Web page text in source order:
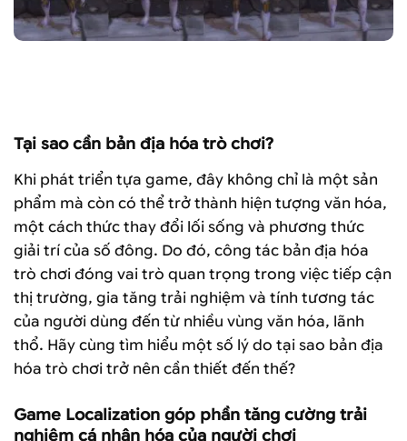
Tại sao cần bản địa hóa trò chơi?
Khi phát triển tựa game, đây không chỉ là một sản
phẩm mà còn có thể trở thành hiện tượng văn hóa,
một cách thức thay đổi lối sống và phương thức
giải trí của số đông. Do đó, công tác bản địa hóa
trò chơi đóng vai trò quan trọng trong việc tiếp cận
thị trường, gia tăng trải nghiệm và tính tương tác
của người dùng đến từ nhiều vùng văn hóa, lãnh
thổ. Hãy cùng tìm hiểu một số lý do tại sao bản địa
hóa trò chơi trở nên cần thiết đến thế?
Game Localization góp phần tăng cường trải
nghiệm cá nhân hóa của người chơi